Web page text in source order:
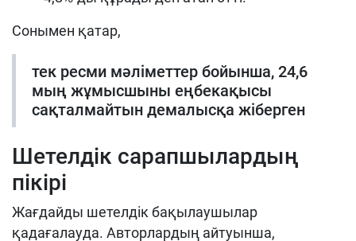
Сонымен қатар,
тек ресми мәліметтер бойынша, 24,6
мың жұмысшыны еңбекақысы
сақталмайтын демалысқа жіберген
Шетелдік сарапшылардың
пікірі
Жағдайды шетелдік бақылаушылар
қадағалауда. Авторлардың айтуынша,